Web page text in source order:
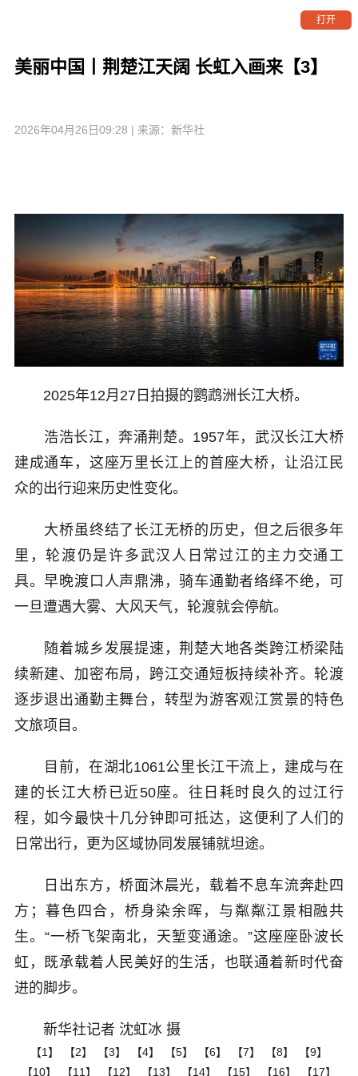
打开
美丽中国丨荆楚江天阔 长虹入画来【3】
2026年04月26日09:28 | 来源： 新华社
2025年12月27日拍摄的鹦鹉洲长江大桥。
浩浩长江，奔涌荆楚。1957年，武汉长江大桥
建成通车，这座万里长江上的首座大桥，让沿江民
众的出行迎来历史性变化。
大桥虽终结了长江无桥的历史，但之后很多年
里，轮渡仍是许多武汉人日常过江的主力交通工
具。早晚渡口人声鼎沸，骑车通勤者络绎不绝，可
一旦遭遇大雾、大风天气，轮渡就会停航。
随着城乡发展提速，荆楚大地各类跨江桥梁陆
续新建、加密布局，跨江交通短板持续补齐。轮渡
逐步退出通勤主舞台，转型为游客观江赏景的特色
文旅项目。
目前，在湖北1061公里长江干流上，建成与在
建的长江大桥已近50座。往日耗时良久的过江行
程，如今最快十几分钟即可抵达，这便利了人们的
日常出行，更为区域协同发展铺就坦途。
日出东方，桥面沐晨光，载着不息车流奔赴四
方；暮色四合，桥身染余晖，与粼粼江景相融共
生。“一桥飞架南北，天堑变通途。”这座座卧波长
虹，既承载着人民美好的生活，也联通着新时代奋
进的脚步。
新华社记者 沈虹冰 摄
【1】 【2】 【3】 【4】 【5】 【6】 【7】 【8】
【9】
【10】
【11】 【12】 【13】 【14】 【15】 【16】 【17】